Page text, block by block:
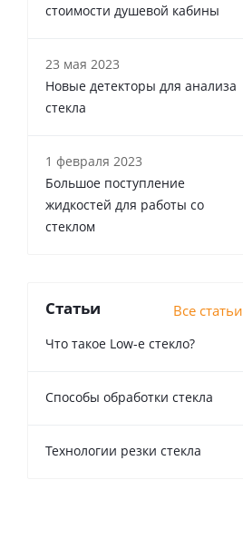
стоимости душевой кабины
23 мая 2023
Новые детекторы для анализа
стекла
1 февраля 2023
Большое поступление
жидкостей для работы со
стеклом
Статьи Все статьи
Что такое Low-e стекло?
Способы обработки стекла
Технологии резки стекла